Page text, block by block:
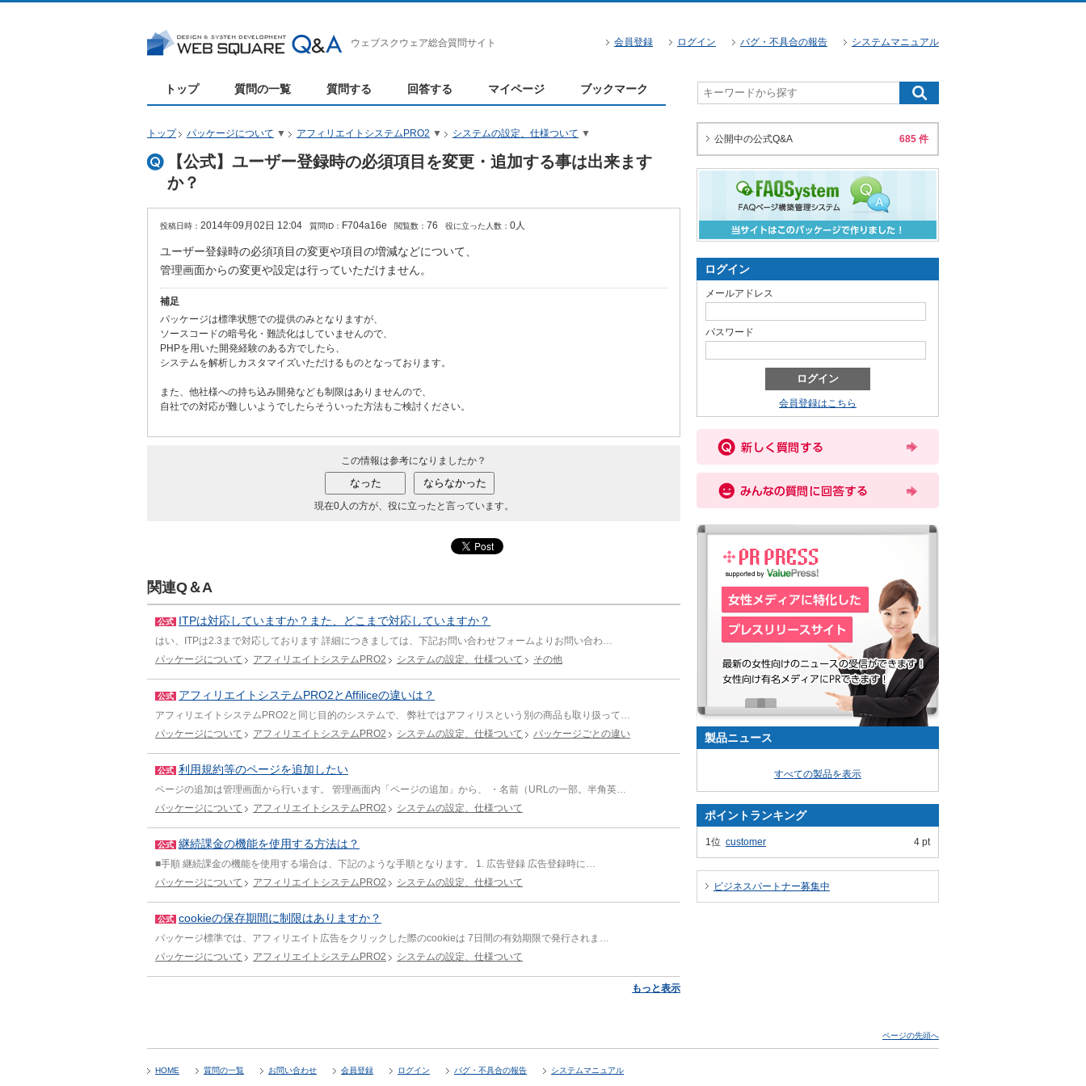
ウェブスクウェア総合質問サイト 会員登録 ログイン バグ・不具合の報告 システムマニュアル
トップ 質問の一覧 質問する 回答する マイページ ブックマーク
トップ パッケージについて ▼ アフィリエイトシステムPRO2 ▼ システムの設定、仕様ついて ▼
【公式】ユーザー登録時の必須項目を変更・追加する事は出来ます
か？
投稿日時： 2014年09月02日 12:04 質問ID： F704a16e 閲覧数： 76 役に立った人数： 0人
ユーザー登録時の必須項目の変更や項目の増減などについて、
管理画面からの変更や設定は行っていただけません。
補足
パッケージは標準状態での提供のみとなりますが、
ソースコードの暗号化・難読化はしていませんので、
PHPを用いた開発経験のある方でしたら、
システムを解析しカスタマイズいただけるものとなっております。
また、他社様への持ち込み開発なども制限はありませんので、
自社での対応が難しいようでしたらそういった方法もご検討ください。
この情報は参考になりましたか？
現在0人の方が、役に立ったと言っています。
関連Q＆A
公式 ITPは対応していますか？また、どこまで対応していますか？
はい、ITPは2.3まで対応しております 詳細につきましては、下記お問い合わせフォームよりお問い合わ…
パッケージについて
アフィリエイトシステムPRO2 システムの設定、仕様ついて その他
公式 アフィリエイトシステムPRO2とAffiliceの違いは？
アフィリエイトシステムPRO2と同じ目的のシステムで、 弊社ではアフィリスという別の商品も取り扱って…
パッケージについて
アフィリエイトシステムPRO2 システムの設定、仕様ついて パッケージごとの違い
公式 利用規約等のページを追加したい
ページの追加は管理画面から行います。 管理画面内「ページの追加」から、 ・名前（URLの一部。半角英…
パッケージについて
アフィリエイトシステムPRO2 システムの設定、仕様ついて
公式 継続課金の機能を使用する方法は？
■手順 継続課金の機能を使用する場合は、下記のような手順となります。 1. 広告登録 広告登録時に…
パッケージについて
アフィリエイトシステムPRO2 システムの設定、仕様ついて
公式 cookieの保存期間に制限はありますか？
パッケージ標準では、アフィリエイト広告をクリックした際のcookieは 7日間の有効期限で発行されま…
パッケージについて
アフィリエイトシステムPRO2 システムの設定、仕様ついて
もっと表示
公開中の公式Q&A 685 件
ログイン
メールアドレス
パスワード
会員登録はこちら
製品ニュース
すべての製品を表示
ポイントランキング
1位 customer 4 pt
ビジネスパートナー募集中
ページの先頭へ
HOME 質問の一覧 お問い合わせ 会員登録 ログイン バグ・不具合の報告 システムマニュアル